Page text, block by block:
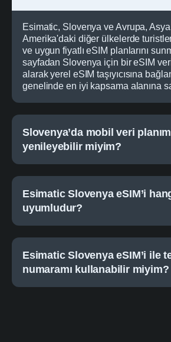
Esimatic, Slovenya ve Avrupa,
Amerika'daki diğer ülkelerde
ve uygun fiyatlı eSIM planlarını
sayfadan Slovenya için bir eSIM veri
alarak yerel eSIM taşıyıcısına
genelinde en iyi kapsama alanına
Slovenya’da mobil veri
yenileyebilir miyim?
Esimatic Slovenya eSIM’i
uyumludur?
Esimatic Slovenya eSIM’i ile
numaramı kullanabilir miyim?